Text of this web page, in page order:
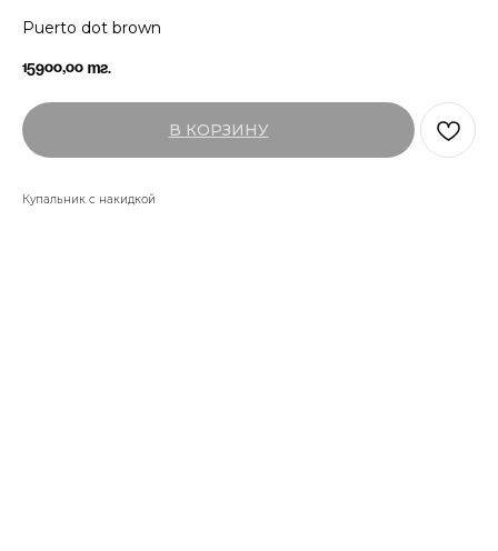
Puerto dot brown
15900,00 тг.
В КОРЗИНУ
Купальник с накидкой